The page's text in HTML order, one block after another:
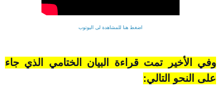
اضغط هنا للمشاهدة لى اليوتوب
وفي الأخير تمت قراءة البيان الختامي الذي جاء
على النحو التالي: